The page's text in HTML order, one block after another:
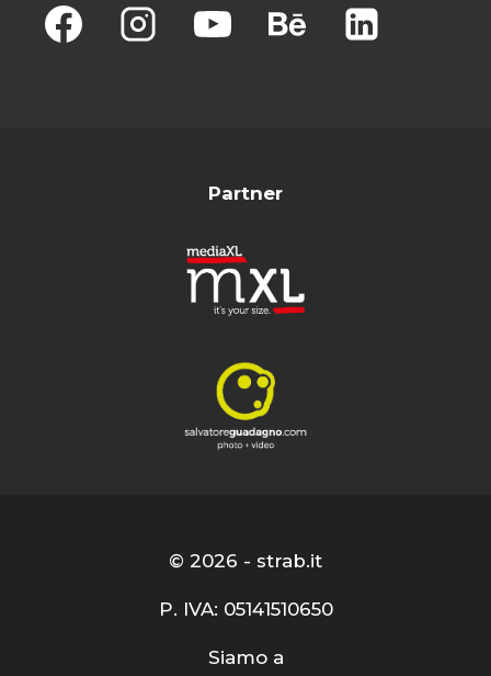
Partner
© 2026 - strab.it
P. IVA: 05141510650
Siamo a